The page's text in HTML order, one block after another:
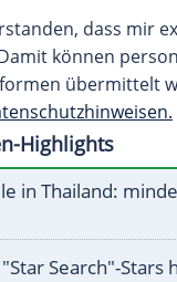
dass mir
können
übermittelt
Highlights
in Thailand:
Search"-Stars